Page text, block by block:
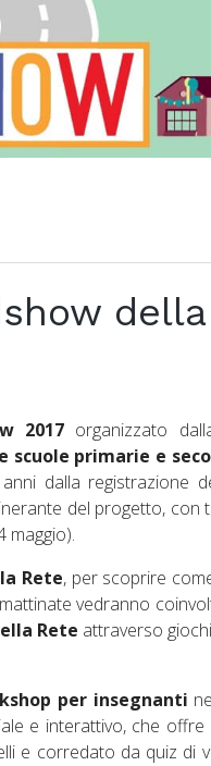
della
2017 organizzato
scuole primarie e
dalla registrazione
del progetto, con
maggio).
Rete, per scoprire
vedranno
Rete attraverso
per insegnanti
e interattivo, che offre
e corredato da quiz di